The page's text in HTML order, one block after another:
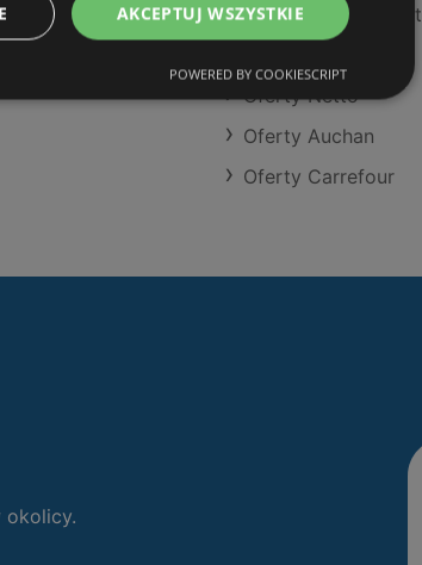
Oferty POLOmarket
Oferty Netto
Oferty Auchan
Oferty Carrefour
okolicy.
AKCEPTUJ WSZYSTKIE
POWERED BY COOKIESCRIPT